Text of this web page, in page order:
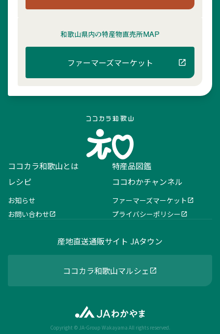
和歌山県内の特産物直売所MAP
ファーマーズマーケット
ココカラ和歌山とは
特産品図鑑
レシピ
ココわかチャンネル
お知らせ
ファーマーズマーケット
お問い合わせ
プライバシーポリシー
産地直送通販サイト JAタウン
ココカラ和歌山マルシェ
Copyright © JA-Group Wakayama All rights reserved.